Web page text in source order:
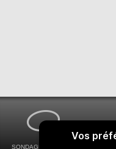
SONDAGES MA VOIX